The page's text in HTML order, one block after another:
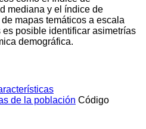
mediana y el índice de
mapas temáticos a escala
posible identificar asimetrías
demográfica.
de la población Código